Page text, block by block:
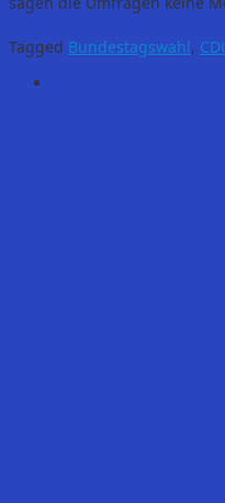
Tagged Bundestagswahl,